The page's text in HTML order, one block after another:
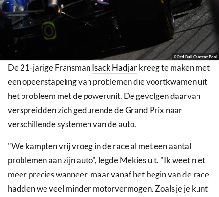
© Red Bull Content Pool
De 21-jarige FransmanIsack Hadjarkreeg te maken met
een opeenstapeling van problemen die voortkwamen uit
het probleem met de powerunit. De gevolgen daarvan
verspreidden zich gedurende de Grand Prix naar
verschillende systemen van de auto.
"We kampten vrij vroeg in de race al met een aantal
problemen aan zijn auto", legde Mekies uit. "Ik weet niet
meer precies wanneer, maar vanaf het begin van de race
hadden we veel minder motorvermogen. Zoals je je kunt